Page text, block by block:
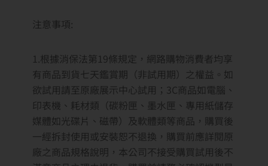
注意事項:
1.根據消保法第19條規定，網路購物消費者均享
有商品到貨七天鑑賞期（非試用期）之權益。如
欲試用請至原廠展示中心試用；3C商品如電腦、
印表機、耗材類（碳粉匣、墨水匣、專用紙儲存
媒體如光碟片、磁帶）及軟體類等商品，購買後
一經拆封使用或安裝恕不退換，購買前應詳閱原
廠之商品規格說明，本公司不接受購買試用後不